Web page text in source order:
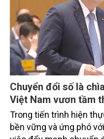
Chuyển đổi số là
Việt Nam vươn tầm
Trong tiến trình hiện
bền vững và ứng phó